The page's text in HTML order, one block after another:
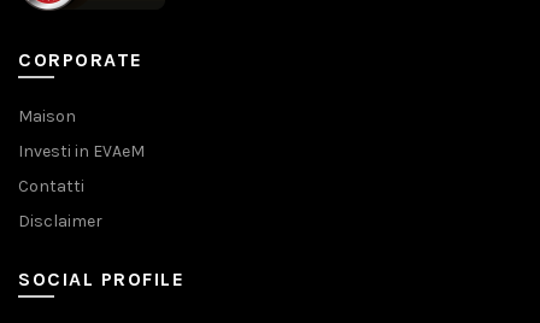
CORPORATE
Maison
Investi in EVAeM
Contatti
Disclaimer
SOCIAL PROFILE